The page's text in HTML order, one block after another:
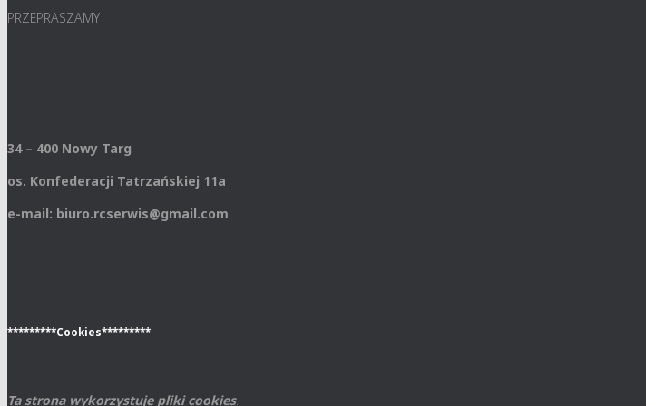
PRZEPRASZAMY
34 – 400 Nowy Targ
os. Konfederacji Tatrzańskiej 11a
e-mail: biuro.rcserwis@gmail.com
*********Cookies*********
Ta strona wykorzystuje pliki cookies.